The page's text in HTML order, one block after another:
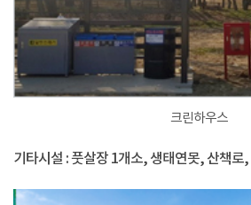
크린하우스
기타시설 : 풋살장 1개소, 생태연못, 산책로